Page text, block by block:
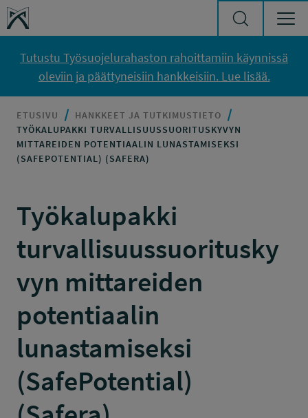
Siirry sisältöön
Työsuojelurahasto
Tutustu Työsuojelurahaston rahoittamiin käynnissä
oleviin ja päättyneisiin hankkeisiin. Lue lisää.
ETUSIVU
HANKKEET JA TUTKIMUSTIETO
TYÖKALUPAKKI TURVALLISUUSSUORITUSKYVYN
MITTAREIDEN POTENTIAALIN LUNASTAMISEKSI
(SAFEPOTENTIAL) (SAFERA)
Työkalupakki
turvallisuussuoritusky
vyn mittareiden
potentiaalin
lunastamiseksi
(SafePotential)